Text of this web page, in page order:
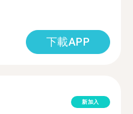
下載APP
新加入